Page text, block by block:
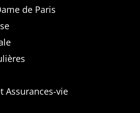
de Paris
Assurances-vie